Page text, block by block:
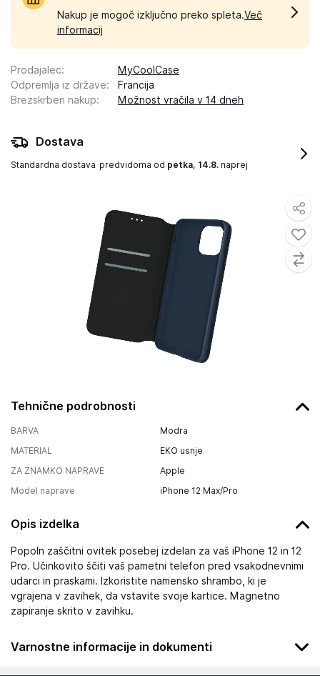
Tehnične podrobnosti
BARVA
Modra
MATERIAL
EKO usnje
ZA ZNAMKO NAPRAVE
Apple
Model naprave
iPhone 12 Max/Pro
Opis izdelka
Popoln zaščitni ovitek posebej izdelan za vaš iPhone 12 in 12
Pro. Učinkovito ščiti vaš pametni telefon pred vsakodnevnimi
udarci in praskami. Izkoristite namensko shrambo, ki je
vgrajena v zavihek, da vstavite svoje kartice. Magnetno
zapiranje skrito v zavihku.
Varnostne informacije in dokumenti
Nakup je mogoč izključno preko spleta.Več
informacij
Prodajalec:
MyCoolCase
Odpremlja iz države:
Francija
Brezskrben nakup: Možnost vračila v 14 dneh
Dostava
Standardna dostava predvidoma od petka, 14.8. naprej